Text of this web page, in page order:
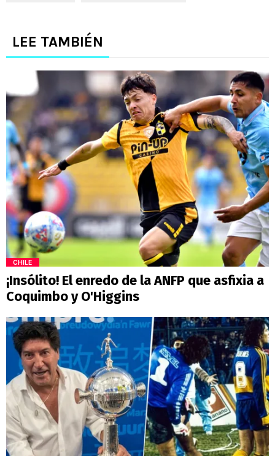
LEE TAMBIÉN
CHILE
¡Insólito! El enredo de la ANFP que asfixia a
Coquimbo y O'Higgins